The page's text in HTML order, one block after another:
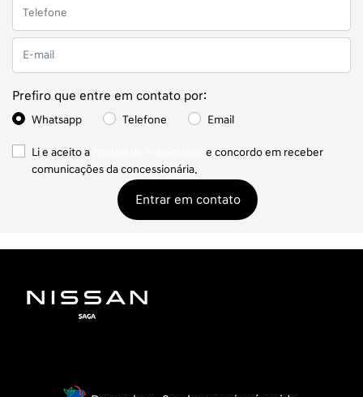
Prefiro que entre em contato por:
Whatsapp Telefone Email
Li e aceito a
e concordo em receber
comunicações da concessionária.
Entrar em contato